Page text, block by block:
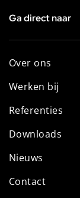
Ga direct naar
Over ons
Werken bij
Referenties
Downloads
Nieuws
Contact